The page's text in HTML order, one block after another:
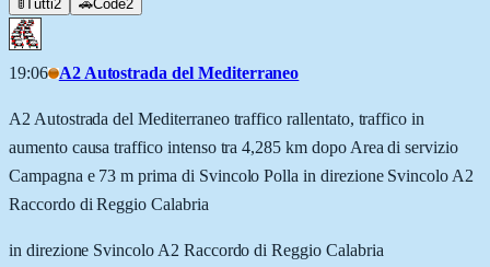
🚦Tutti2 🚗Code2
19:06 A2 Autostrada del Mediterraneo
A2 Autostrada del Mediterraneo traffico rallentato, traffico in
aumento causa traffico intenso tra 4,285 km dopo Area di servizio
Campagna e 73 m prima di Svincolo Polla in direzione Svincolo A2
Raccordo di Reggio Calabria
in direzione Svincolo A2 Raccordo di Reggio Calabria